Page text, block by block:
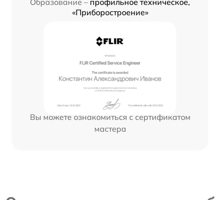
Образование – профильное техническое,
«Приборостроение»
Вы можете ознакомиться с сертификатом
мастера